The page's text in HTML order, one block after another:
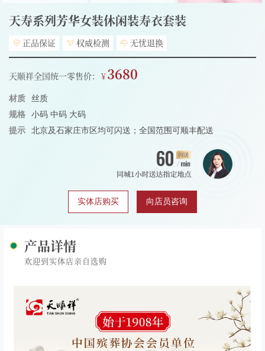
天寿系列芳华女装休闲装寿衣套装
正品保证 权威检测 无忧退换
天顺祥全国统一零售价： 3680
材质
丝质
规格
小码 中码 大码
提示
北京及石家庄市区均可闪送；全国范围可顺丰配送
实体店购买 向店员咨询
产品详情
欢迎到实体店亲自选购